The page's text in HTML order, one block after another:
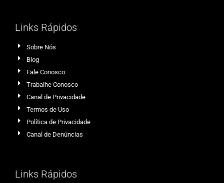
Links Rápidos
Sobre Nós
Blog
Fale Conosco
Trabalhe Conosco
Canal de Privacidade
Termos de Uso
Política de Privacidade
Canal de Denúncias
Links Rápidos